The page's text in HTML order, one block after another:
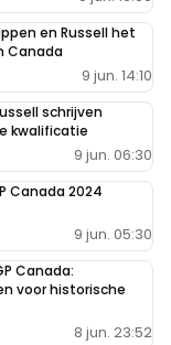
en Russell het
Canada
9 jun. 14:10
schrijven
kwalificatie
9 jun. 06:30
Canada 2024
9 jun. 05:30
Canada:
voor historische
8 jun. 23:52